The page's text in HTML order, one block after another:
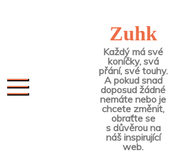
Zuhk
Každý má své
koníčky, svá
přání, své touhy.
A pokud snad
doposud žádné
nemáte nebo je
chcete změnit,
obraťte se
s důvěrou na
náš inspirující
web.